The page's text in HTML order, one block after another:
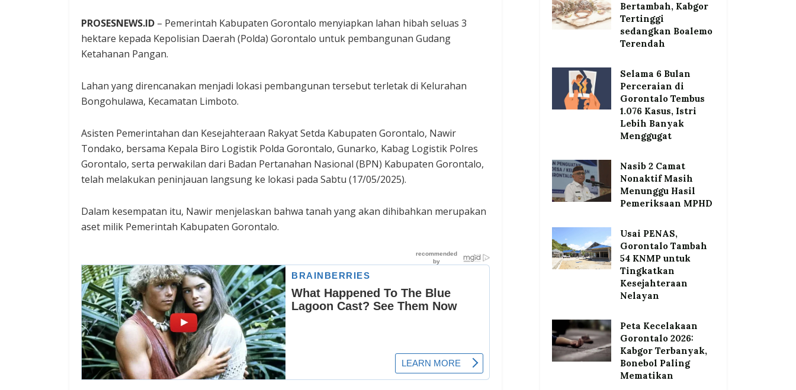
PROSESNEWS.ID – Pemerintah Kabupaten Gorontalo menyiapkan lahan hibah seluas 3
hektare kepada Kepolisian Daerah (Polda) Gorontalo untuk pembangunan Gudang
Ketahanan Pangan.
Lahan yang direncanakan menjadi lokasi pembangunan tersebut terletak di Kelurahan
Bongohulawa, Kecamatan Limboto.
Asisten Pemerintahan dan Kesejahteraan Rakyat Setda Kabupaten Gorontalo, Nawir
Tondako, bersama Kepala Biro Logistik Polda Gorontalo, Gunarko, Kabag Logistik Polres
Gorontalo, serta perwakilan dari Badan Pertanahan Nasional (BPN) Kabupaten Gorontalo,
telah melakukan peninjauan langsung ke lokasi pada Sabtu (17/05/2025).
Dalam kesempatan itu, Nawir menjelaskan bahwa tanah yang akan dihibahkan merupakan
aset milik Pemerintah Kabupaten Gorontalo.
Bertambah, Kabgor
Tertinggi
sedangkan Boalemo
Terendah
Selama 6 Bulan
Perceraian di
Gorontalo Tembus
1.076 Kasus, Istri
Lebih Banyak
Menggugat
Nasib 2 Camat
Nonaktif Masih
Menunggu Hasil
Pemeriksaan MPHD
Usai PENAS,
Gorontalo Tambah
54 KNMP untuk
Tingkatkan
Kesejahteraan
Nelayan
Peta Kecelakaan
Gorontalo 2026:
Kabgor Terbanyak,
Bonebol Paling
Mematikan